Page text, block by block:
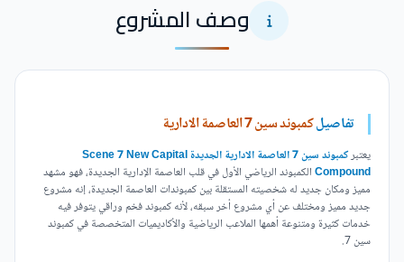
وصف المشروع
تفاصيلكمبوند سين 7 العاصمة الادارية
يعتبر
كمبوند سين 7 العاصمة الادارية الجديدة Scene 7 New Capital
Compoundالكمبوند الرياضي الأول في قلب العاصمة الإدارية الجديدة، فهو مشهد
مميز ومكان جديد له شخصيته المستقلة بين كمبوندات العاصمة الجديدة، إنه مشروع
جديد مميز ومختلف عن أي مشروع أخر سبقه، لأنه كمبوند فخم وراقي يتوفر فيه
خدمات كثيرة ومتنوعة أهمها الملاعب الرياضية والأكاديميات المتخصصة في كمبوند
سين 7.